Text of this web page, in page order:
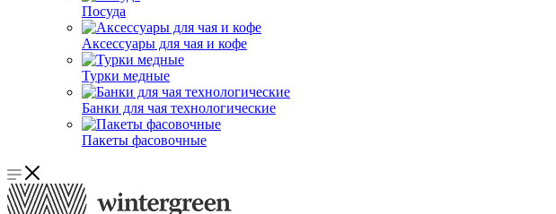
Посуда
Аксессуары для чая и кофе
Турки медные
Банки для чая технологические
Пакеты фасовочные